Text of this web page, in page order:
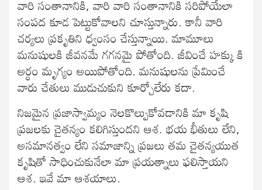
వారి సంతానానికి, వారి వారి సంతానానికి సరిపోయేలా
సంపద కూడ పెట్టుకోవాలని చూస్తున్నారు. కానీ వారి
చర్యలు ప్రకృతిని ధ్వంసం చేస్తున్నాయి. మామూలు
మనుషులకి జీవనమే గగనమై పోతోంది. జీవించే హక్కు కి
అర్ధం మృగ్యం అయిపోతోంది. మనుషులను ప్రేమించే
వారు చేతులు ముడుచుకుని కూర్చోలేరు కదా.
నిజమైన ప్రజాస్వామ్యం నెలకొల్పుకోవడానికి మా కృషి
ప్రజలకు చైతన్యం కలిగిస్తుందని ఆశ. భయ భీతులు లేని,
అసమానత్వం లేని సమాజాన్ని ప్రజలు తమ చైతన్యయుత
కృషితో సాధించుకునేలా మా ప్రయత్నాలు ఫలిస్తాయని
ఆశ. ఇవే మా ఆశయాలు.